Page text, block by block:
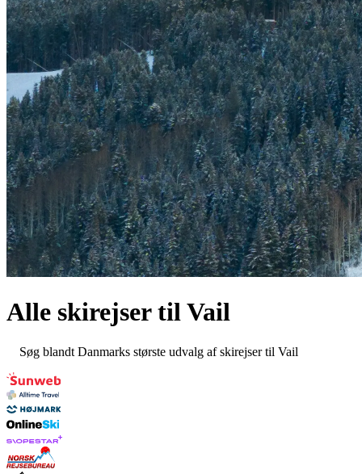
Alle skirejser tilVail
Søg blandt Danmarks største udvalg af skirejser til Vail